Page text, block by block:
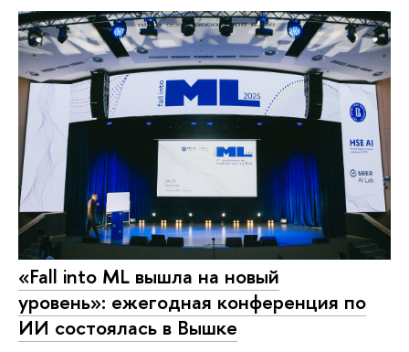
«Fall into ML вышла на новый
уровень»: ежегодная конференция по
ИИ состоялась в Вышке